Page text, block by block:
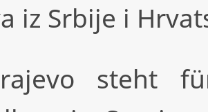
iz Srbije i
steht